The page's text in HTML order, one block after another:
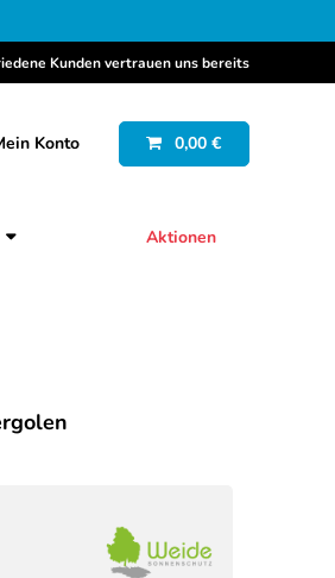
Kunden vertrauen uns bereits
Konto 0,00 €
Aktionen